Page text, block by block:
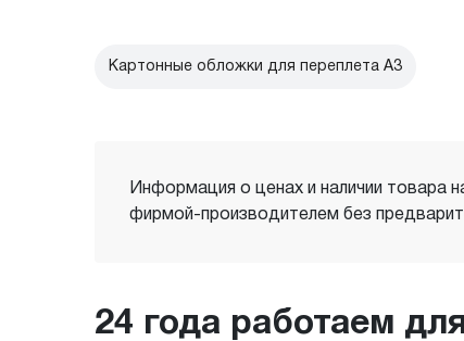
Картонные обложки для переплета A3
Информация о ценах и наличии товара
фирмой-производителем без
24 года работаем